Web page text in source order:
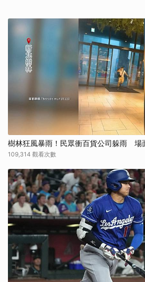
樹林狂風暴雨！民眾衝百貨公司躲雨 場
109,314 觀看次數